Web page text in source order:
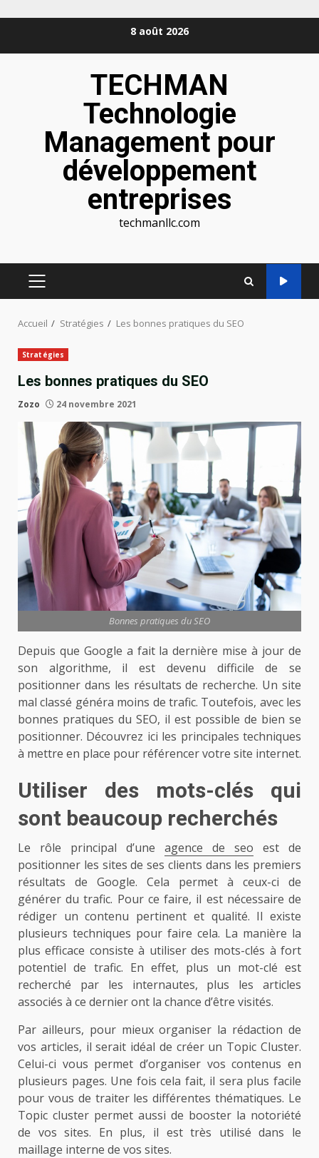
8 août 2026
TECHMAN
Technologie
Management pour
développement
entreprises
techmanllc.com
MENU
Accueil Stratégies Les bonnes pratiques du SEO
Stratégies
Les bonnes pratiques du SEO
Zozo 24 novembre 2021
Bonnes pratiques du SEO
Depuis que Google a fait la dernière mise à jour de
son algorithme, il est devenu difficile de se
positionner dans les résultats de recherche. Un site
mal classé généra moins de trafic. Toutefois, avec les
bonnes pratiques du SEO, il est possible de bien se
positionner. Découvrez ici les principales techniques
à mettre en place pour référencer votre site internet.
Utiliser des mots-clés qui
sont beaucoup recherchés
Le rôle principal d’une agence de seo est de
positionner les sites de ses clients dans les premiers
résultats de Google. Cela permet à ceux-ci de
générer du trafic. Pour ce faire, il est nécessaire de
rédiger un contenu pertinent et qualité. Il existe
plusieurs techniques pour faire cela. La manière la
plus efficace consiste à utiliser des mots-clés à fort
potentiel de trafic. En effet, plus un mot-clé est
recherché par les internautes, plus les articles
associés à ce dernier ont la chance d’être visités.
Par ailleurs, pour mieux organiser la rédaction de
vos articles, il serait idéal de créer un Topic Cluster.
Celui-ci vous permet d’organiser vos contenus en
plusieurs pages. Une fois cela fait, il sera plus facile
pour vous de traiter les différentes thématiques. Le
Topic cluster permet aussi de booster la notoriété
de vos sites. En plus, il est très utilisé dans le
maillage interne de vos sites.